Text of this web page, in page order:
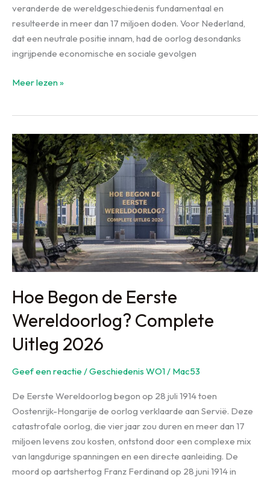
veranderde de wereldgeschiedenis fundamentaal en
resulteerde in meer dan 17 miljoen doden. Voor Nederland,
dat een neutrale positie innam, had de oorlog desondanks
ingrijpende economische en sociale gevolgen
Wanneer
Wereldoorlog?
Datum
&
Oorzaken
2026
Meer lezen »
Hoe Begon de Eerste
Wereldoorlog? Complete
Uitleg 2026
Geef een reactie /Geschiedenis WO1/ Mac53
De Eerste Wereldoorlog begon op 28 juli 1914 toen
Oostenrijk-Hongarije de oorlog verklaarde aan Servië. Deze
catastrofale oorlog, die vier jaar zou duren en meer dan 17
miljoen levens zou kosten, ontstond door een complexe mix
van langdurige spanningen en een directe aanleiding. De
moord op aartshertog Franz Ferdinand op 28 juni 1914 in